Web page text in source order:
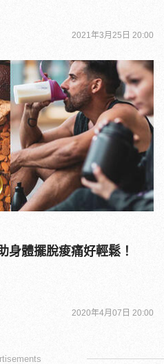
2021年3月25日 20:00
身體擺脫痠痛好輕鬆！
2020年4月07日 20:00